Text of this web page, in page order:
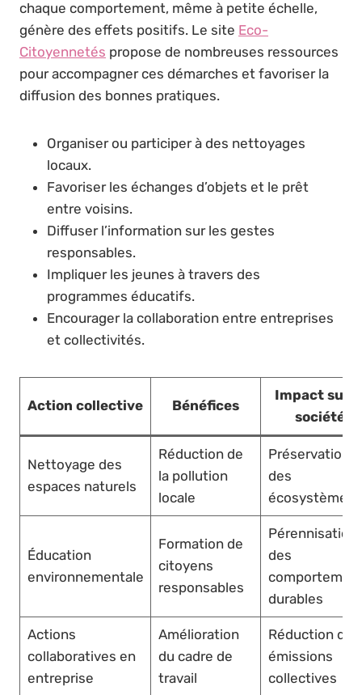
chaque comportement, même à petite échelle,
génère des effets positifs. Le site Eco-
Citoyennetés propose de nombreuses ressources
pour accompagner ces démarches et favoriser la
diffusion des bonnes pratiques.
Organiser ou participer à des nettoyages
locaux.
Favoriser les échanges d’objets et le prêt
entre voisins.
Diffuser l’information sur les gestes
responsables.
Impliquer les jeunes à travers des
programmes éducatifs.
Encourager la collaboration entre entreprises
et collectivités.
Action collective Bénéfices
Impact sur
société
Nettoyage des
espaces naturels
Réduction de
la pollution
locale
Préservation
des
écosystèmes
Éducation
environnementale
Formation de
citoyens
responsables
Pérennisation
des
durables
Actions
collaboratives en
entreprise
Amélioration
du cadre de
travail
Réduction des
émissions
collectives